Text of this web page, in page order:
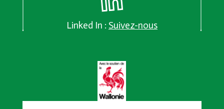
Linked In : Suivez-nous